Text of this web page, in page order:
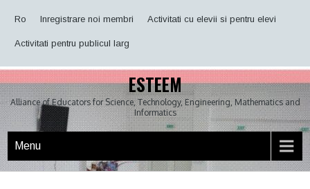
Ro Inregistrare noi membri Activitati cu elevii si pentru elevi
Activitati pentru publicul larg
ESTEEM
Alliance of Educators for Science, Technology, Engineering, Mathematics and
Informatics
Menu